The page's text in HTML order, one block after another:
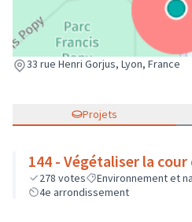
33 rue Henri Gorjus, Lyon, France
(Lien externe)
Projets
144 - Végétaliser la
278 votes
Environnement et
4e arrondissement